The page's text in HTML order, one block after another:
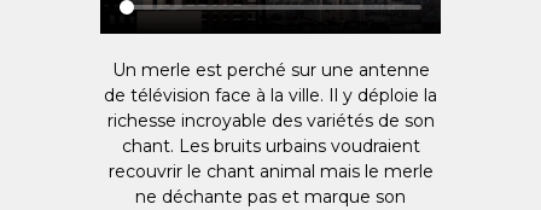
Un merle est perché sur une antenne
de télévision face à la ville. Il y déploie la
richesse incroyable des variétés de son
chant. Les bruits urbains voudraient
recouvrir le chant animal mais le merle
ne déchante pas et marque son